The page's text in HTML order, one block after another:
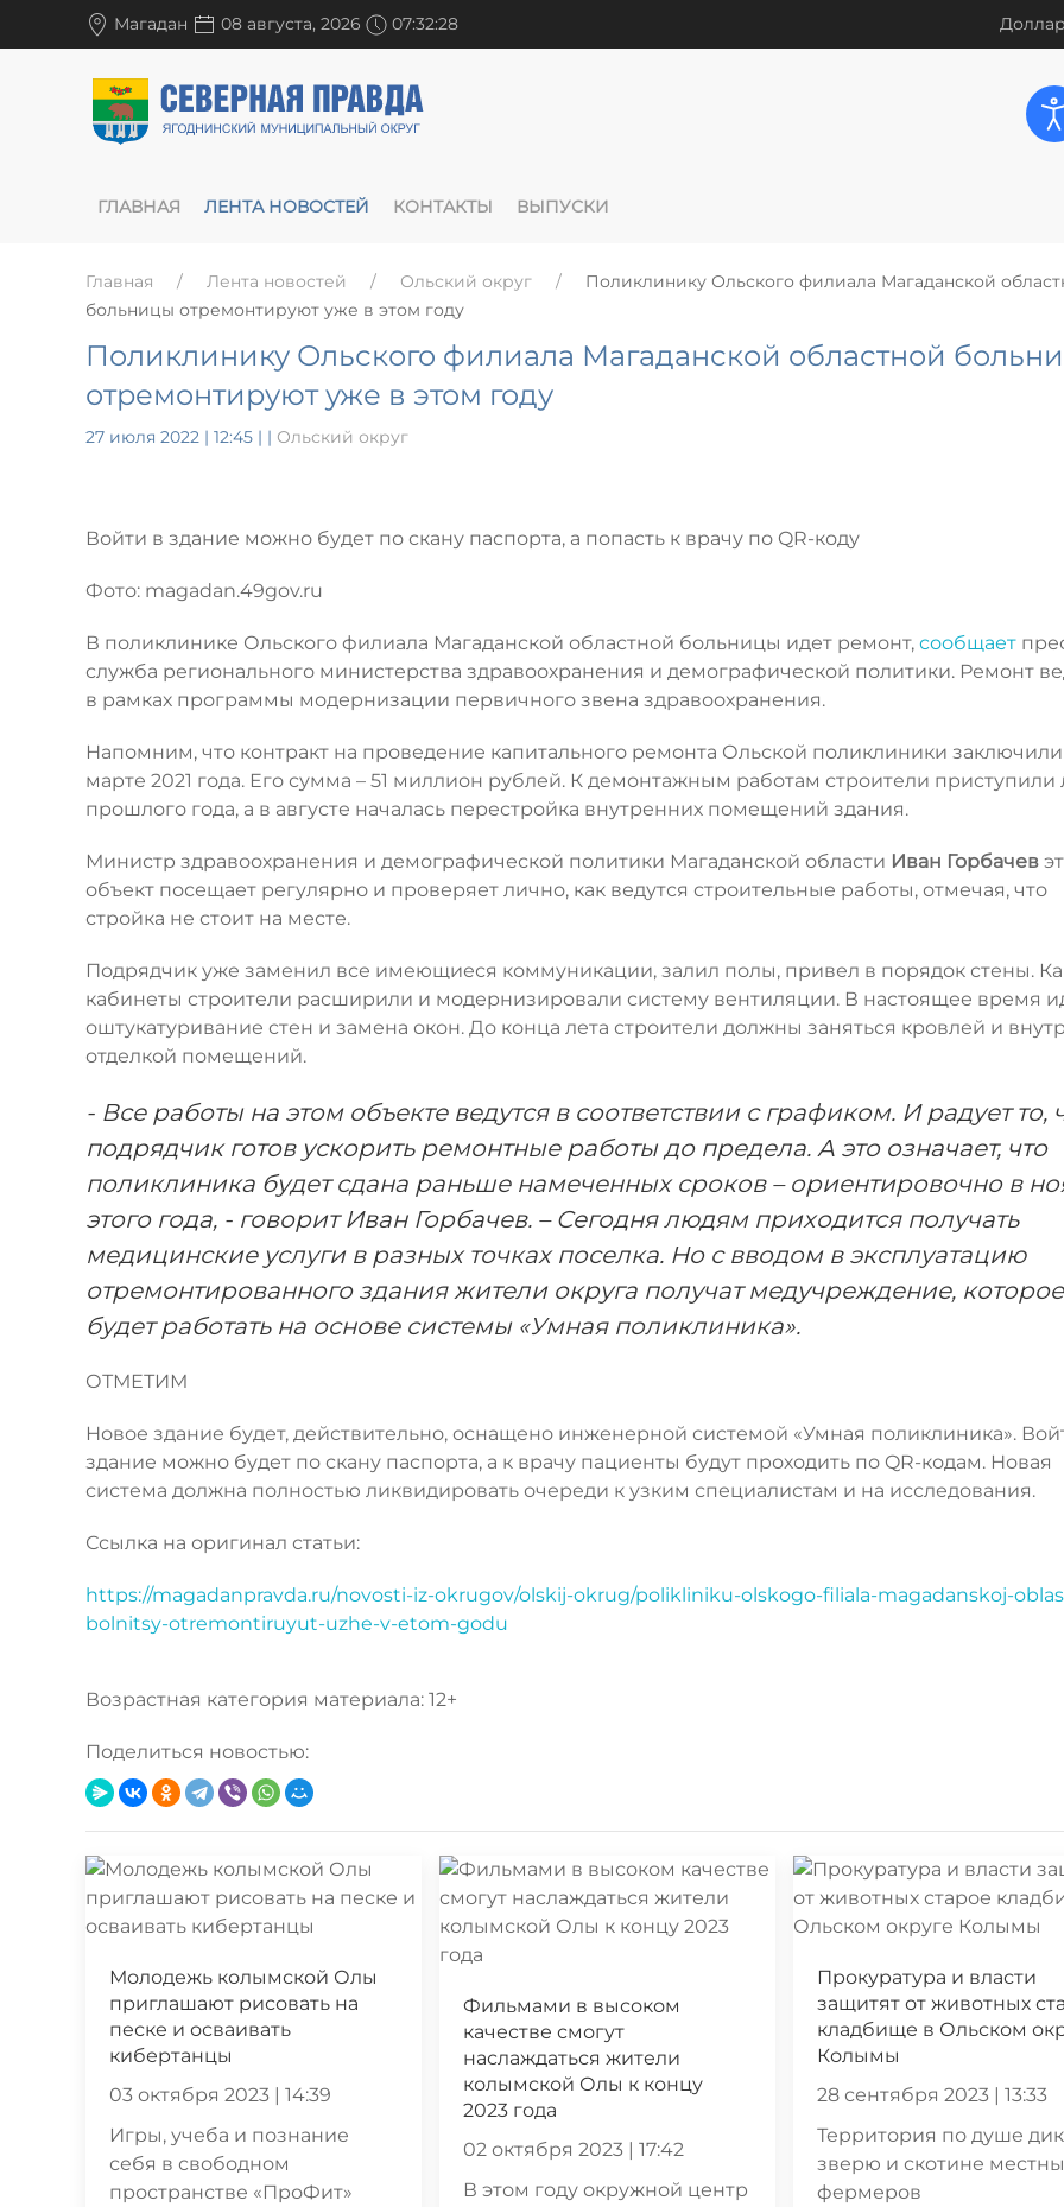
Магадан 08 августа, 2026 07:32:29
ГЛАВНАЯ ЛЕНТА НОВОСТЕЙ КОНТАКТЫ ВЫПУСКИ
Главная Лента новостей Ольский округ
Поликлинику Ольского филиала Магаданской
больницы отремонтируют уже в этом году
Поликлинику Ольского филиала Магаданской областной
отремонтируют уже в этом году
27 июля 2022 | 12:45 | | Ольский округ
Войти в здание можно будет по скану паспорта, а попасть к врачу по QR-коду
Фото: magadan.49gov.ru
В поликлинике Ольского филиала Магаданской областной больницы идет ремонт, сообщает
служба регионального министерства здравоохранения и демографической политики. Ремонт
в рамках программы модернизации первичного звена здравоохранения.
Напомним, что контракт на проведение капитального ремонта Ольской поликлиники
марте 2021 года. Его сумма – 51 миллион рублей. К демонтажным работам строители приступили
прошлого года, а в августе началась перестройка внутренних помещений здания.
Министр здравоохранения и демографической политики Магаданской области Иван Горбачев
объект посещает регулярно и проверяет лично, как ведутся строительные работы, отмечая, что
стройка не стоит на месте.
Подрядчик уже заменил все имеющиеся коммуникации, залил полы, привел в порядок стены.
кабинеты строители расширили и модернизировали систему вентиляции. В настоящее время
оштукатуривание стен и замена окон. До конца лета строители должны заняться кровлей и
отделкой помещений.
- Все работы на этом объекте ведутся в соответствии с графиком. И радует то,
подрядчик готов ускорить ремонтные работы до предела. А это означает, что
поликлиника будет сдана раньше намеченных сроков – ориентировочно в
этого года, - говорит Иван Горбачев. – Сегодня людям приходится получать
медицинские услуги в разных точках поселка. Но с вводом в эксплуатацию
отремонтированного здания жители округа получат медучреждение, которое
будет работать на основе системы «Умная поликлиника».
ОТМЕТИМ
Новое здание будет, действительно, оснащено инженерной системой «Умная поликлиника».
здание можно будет по скану паспорта, а к врачу пациенты будут проходить по QR-кодам. Новая
система должна полностью ликвидировать очереди к узким специалистам и на исследования.
Ссылка на оригинал статьи:
https://magadanpravda.ru/novosti-iz-okrugov/olskij-okrug/polikliniku-olskogo-filiala-magadanskoj-
bolnitsy-otremontiruyut-uzhe-v-etom-godu
Возрастная категория материала: 12+
Поделиться новостью:
Молодежь колымской Олы
приглашают рисовать на
песке и осваивать
кибертанцы
03 октября 2023 | 14:39
Игры, учеба и познание
себя в свободном
пространстве «ПроФит»
Фильмами в высоком
качестве смогут
наслаждаться жители
колымской Олы к концу
2023 года
02 октября 2023 | 17:42
В этом году окружной центр
Прокуратура и власти
защитят от животных
кладбище в Ольском
Колымы
28 сентября 2023 | 13:33
Территория по душе
зверю и скотине
фермеров